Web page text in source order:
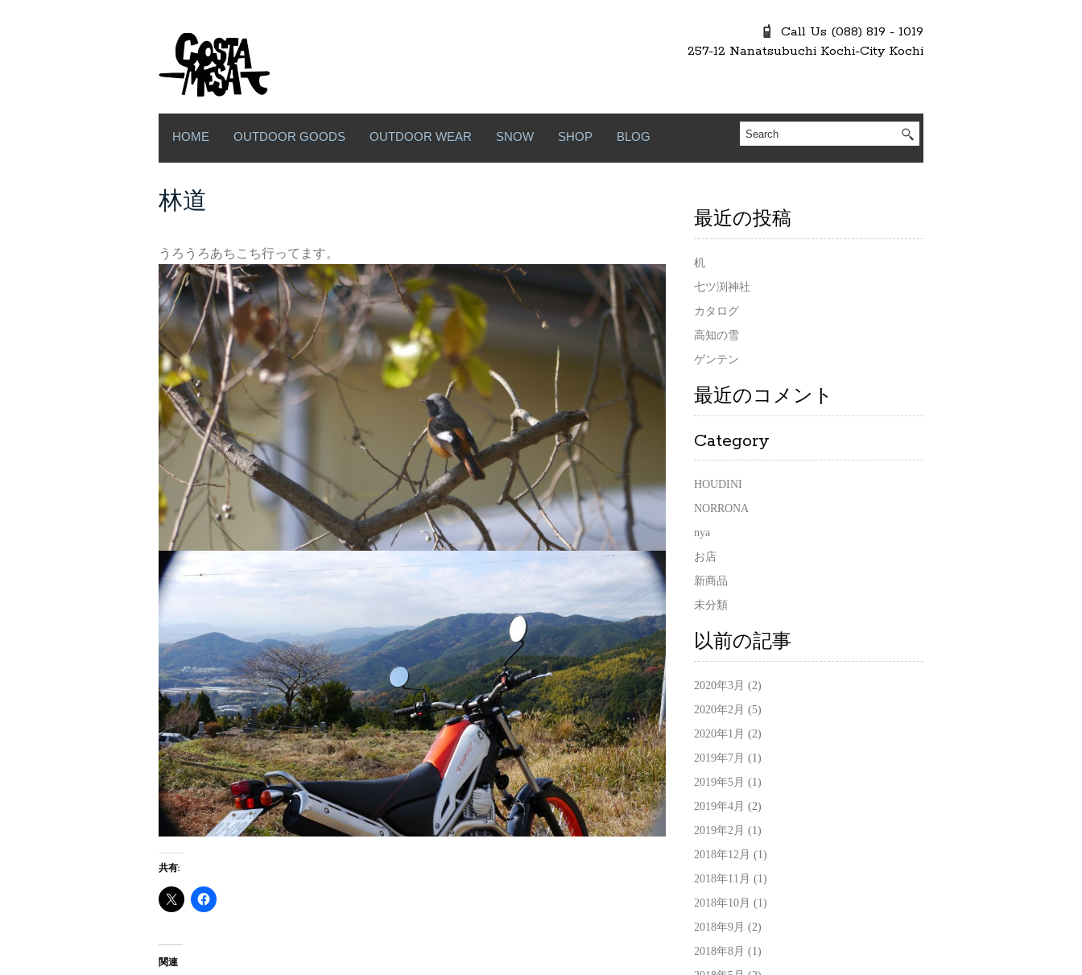
Call Us (088) 819 - 1019
257-12 Nanatsubuchi Kochi-City Kochi
HOME OUTDOOR GOODS OUTDOOR WEAR SNOW SHOP BLOG
林道
うろうろあちこち行ってます。
共有:
関連
最近の投稿
机
七ツ渕神社
カタログ
高知の雪
ゲンテン
最近のコメント
Category
HOUDINI
NORRONA
nya
お店
新商品
未分類
以前の記事
2020年3月 (2)
2020年2月 (5)
2020年1月 (2)
2019年7月 (1)
2019年5月 (1)
2019年4月 (2)
2019年2月 (1)
2018年12月 (1)
2018年11月 (1)
2018年10月 (1)
2018年9月 (2)
2018年8月 (1)